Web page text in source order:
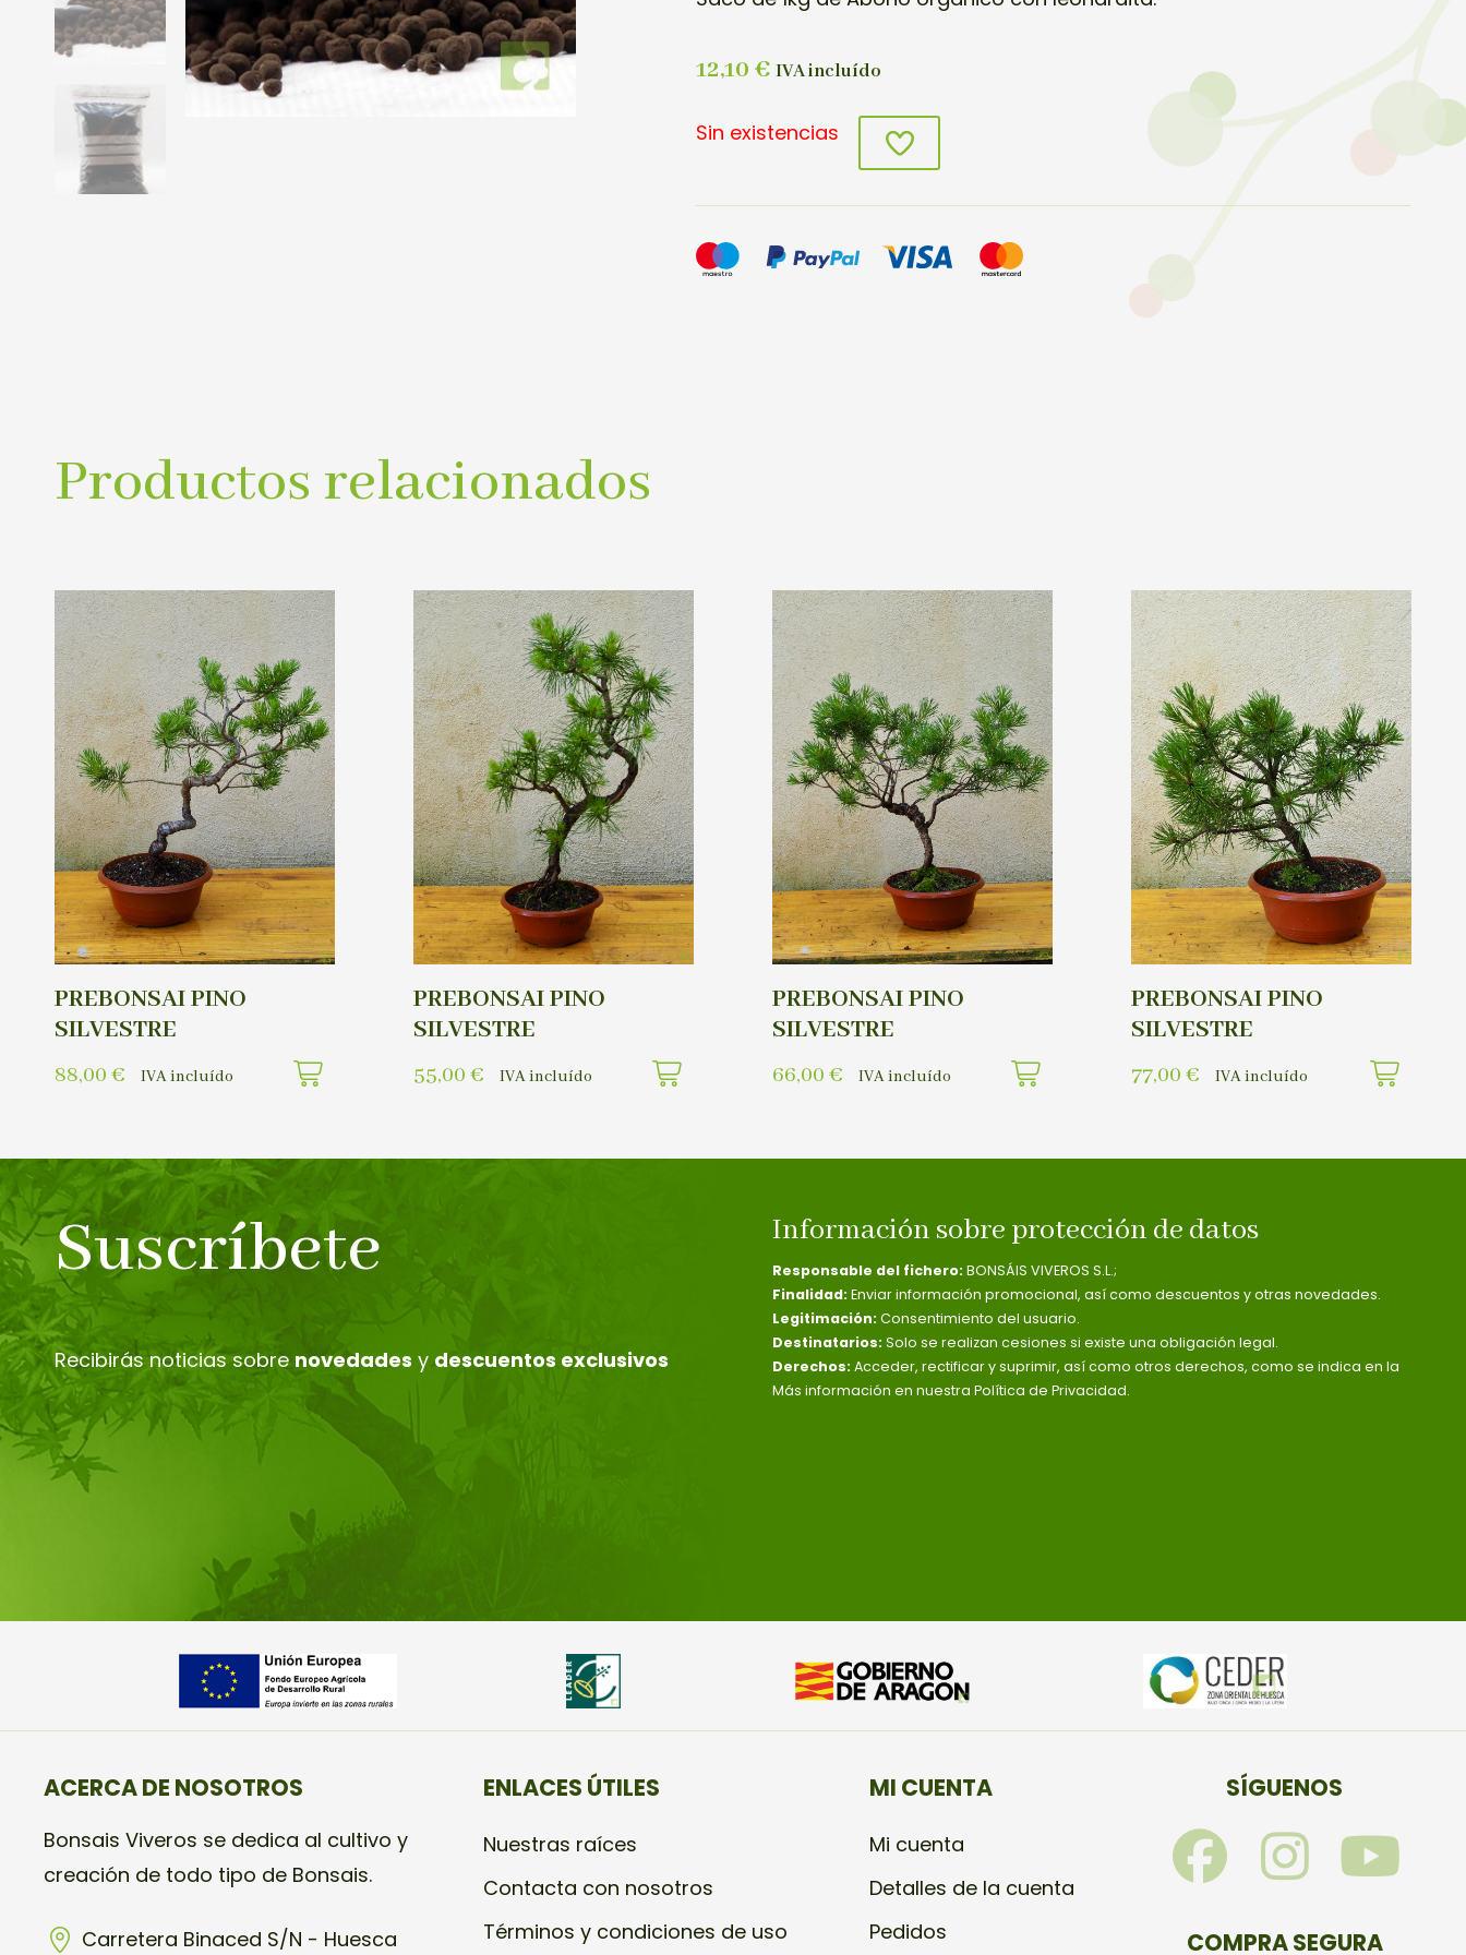
12,10€ IVA incluído
Sin existencias
Productos relacionados
PREBONSAI PINO
SILVESTRE
88,00 € IVA incluído
PREBONSAI PINO
SILVESTRE
55,00 € IVA incluído
PREBONSAI PINO
SILVESTRE
66,00 € IVA incluído
PREBONSAI PINO
SILVESTRE
77,00 € IVA incluído
Suscríbete
Recibirás noticias sobre novedades y descuentos exclusivos
Información sobre protección de datos
Responsable del fichero: BONSÁIS VIVEROS S.L.;
Finalidad: Enviar información promocional, así como descuentos y otras novedades.
Legitimación: Consentimiento del usuario.
Destinatarios: Solo se realizan cesiones si existe una obligación legal.
Derechos: Acceder, rectificar y suprimir, así como otros derechos, como se indica en la
Más información en nuestra Política de Privacidad.
ACERCA DE NOSOTROS
Bonsais Viveros se dedica al cultivo y
creación de todo tipo de Bonsais.
Carretera Binaced S/N - Huesca
ENLACES ÚTILES
Nuestras raíces
Contacta con nosotros
Términos y condiciones de uso
MI CUENTA
Mi cuenta
Detalles de la cuenta
Pedidos
SÍGUENOS
F
a
I
n
Y
COMPRA SEGURA